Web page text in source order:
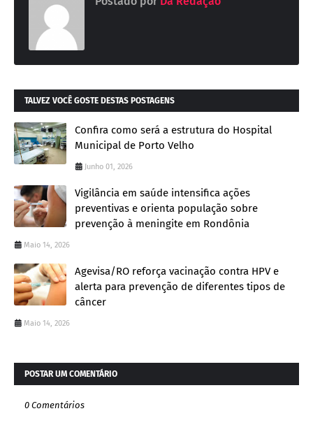
TALVEZ VOCÊ GOSTE DESTAS POSTAGENS
Confira como será a estrutura do Hospital
Municipal de Porto Velho
Junho 01, 2026
Vigilância em saúde intensifica ações
preventivas e orienta população sobre
prevenção à meningite em Rondônia
Maio 14, 2026
Agevisa/RO reforça vacinação contra HPV e
alerta para prevenção de diferentes tipos de
câncer
Maio 14, 2026
POSTAR UM COMENTÁRIO
0 Comentários